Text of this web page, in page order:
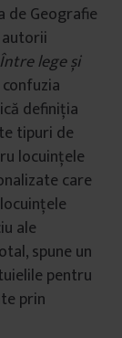
de Geografie
Între lege și
definiția
tipuri de
locuințele
care
ale
spune un
pentru
prin